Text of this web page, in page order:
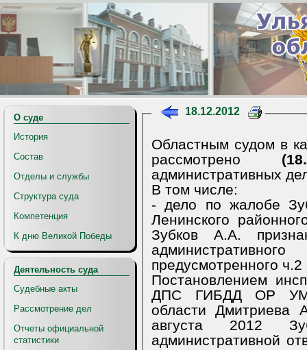
О суде
История
Состав
Отделы и службы
Структура суда
Компетенция
К дню Великой Победы
Деятельность суда
Судебные акты
Рассмотрение дел
Отчеты официальной
статистики
18.12.2012
Областным судом в
рассмотрено
административных
В том числе:
- дело по жалобе
Ленинского
Зубков А.А.
предусмотренного
Постановлением
ДПС ГИБДД ОР
области
августа 2012
административной